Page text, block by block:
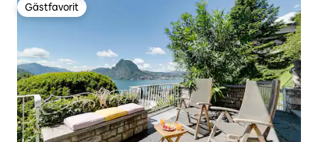
Gästfavorit
Gästfavorit